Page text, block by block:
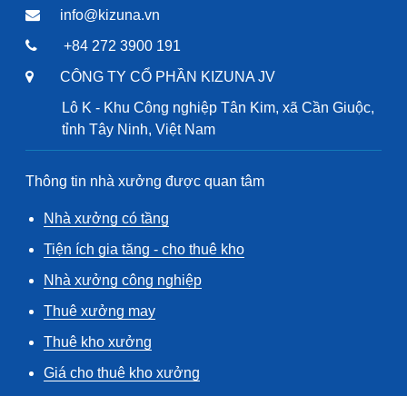
info@kizuna.vn
+84 272 3900 191
CÔNG TY CỔ PHẦN KIZUNA JV
Lô K - Khu Công nghiệp Tân Kim, xã Cần Giuộc,
tỉnh Tây Ninh, Việt Nam
Thông tin nhà xưởng được quan tâm
Nhà xưởng có tầng
Tiện ích gia tăng - cho thuê kho
Nhà xưởng công nghiệp
Thuê xưởng may
Thuê kho xưởng
Giá cho thuê kho xưởng